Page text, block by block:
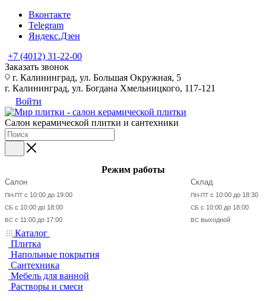
Вконтакте
Telegram
Яндекс.Дзен
+7 (4012) 31-22-00
Заказать звонок
г. Калининград, ул. Большая Окружная, 5
г. Калининград, ул. Богдана Хмельницкого, 117-121
Войти
Салон керамической плитки и сантехники
Режим работы
Салон
ПН-ПТ с 10:00 до 19:00
СБ с 10:00 до 18:00
ВС с 11:00 до 17:00
Склад
ПН-ПТ с 10:00 до 18:30
СБ с 10:00 до 18:00
ВС выходной
Каталог
Плитка
Напольные покрытия
Сантехника
Мебель для ванной
Растворы и смеси